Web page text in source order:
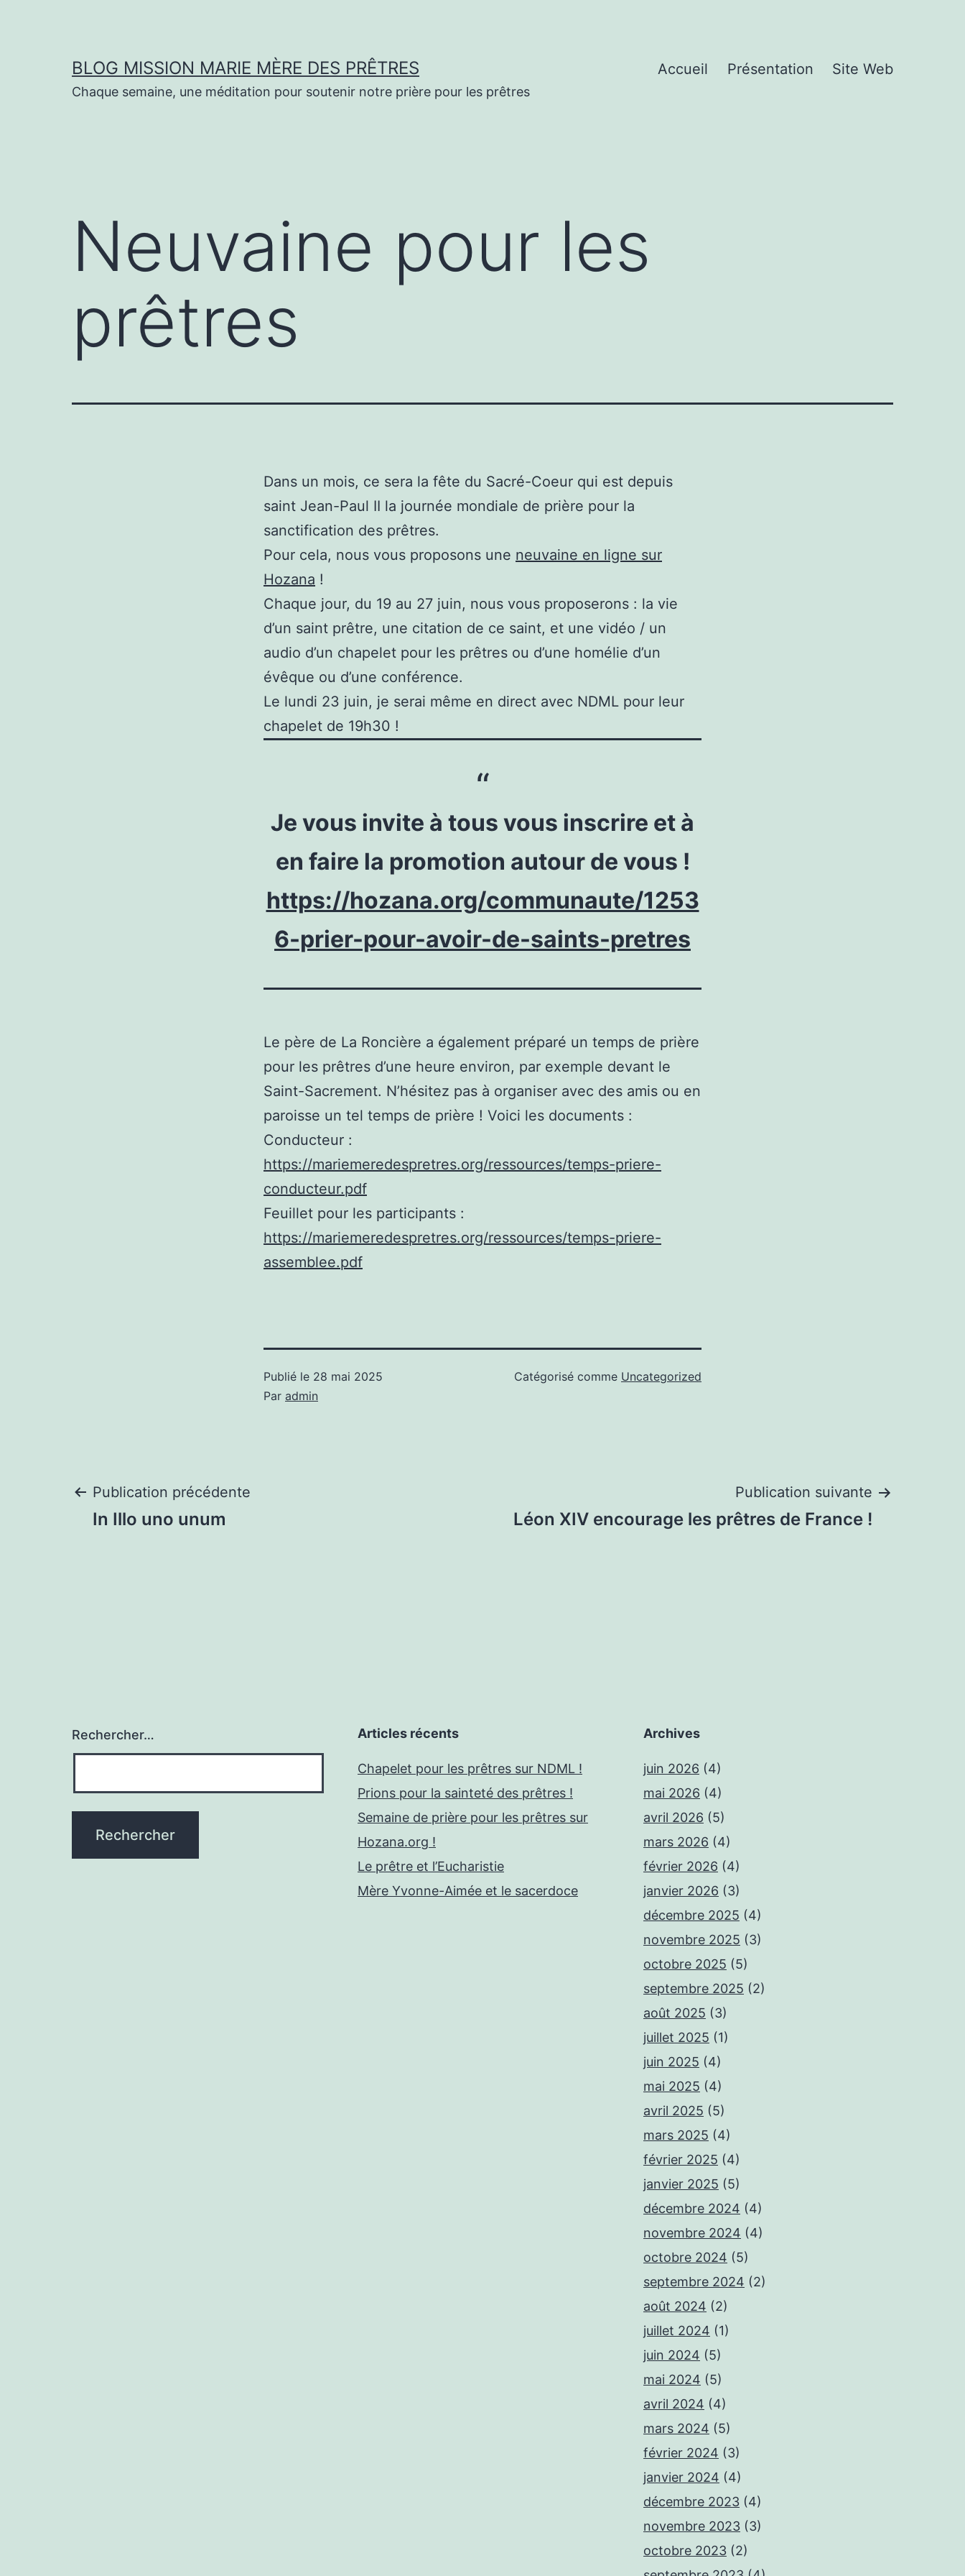
BLOG MISSION MARIE MÈRE DES PRÊTRES
Chaque semaine, une méditation pour soutenir notre prière pour les prêtres
Accueil Présentation Site Web
Neuvaine pour les
prêtres
Dans un mois, ce sera la fête du Sacré-Coeur qui est depuis
saint Jean-Paul II la journée mondiale de prière pour la
sanctification des prêtres.
Pour cela, nous vous proposons une neuvaine en ligne sur
Hozana !
Chaque jour, du 19 au 27 juin, nous vous proposerons : la vie
d’un saint prêtre, une citation de ce saint, et une vidéo / un
audio d’un chapelet pour les prêtres ou d’une homélie d’un
évêque ou d’une conférence.
Le lundi 23 juin, je serai même en direct avec NDML pour leur
chapelet de 19h30 !
Je vous invite à tous vous inscrire et à
en faire la promotion autour de vous !
https://hozana.org/communaute/1253
6-prier-pour-avoir-de-saints-pretres
Le père de La Roncière a également préparé un temps de prière
pour les prêtres d’une heure environ, par exemple devant le
Saint-Sacrement. N’hésitez pas à organiser avec des amis ou en
paroisse un tel temps de prière ! Voici les documents :
Conducteur :
https://mariemeredespretres.org/ressources/temps-priere-
conducteur.pdf
Feuillet pour les participants :
https://mariemeredespretres.org/ressources/temps-priere-
assemblee.pdf
Publié le 28 mai 2025
Par admin
Catégorisé comme Uncategorized
Navigation
Publication précédente
In Illo uno unum
Publication suivante
Léon XIV encourage les prêtres de France !
Rechercher… Articles récents
Chapelet pour les prêtres sur NDML !
Prions pour la sainteté des prêtres !
Semaine de prière pour les prêtres sur
Hozana.org !
Le prêtre et l’Eucharistie
Mère Yvonne-Aimée et le sacerdoce
Archives
juin 2026 (4)
mai 2026 (4)
avril 2026 (5)
mars 2026 (4)
février 2026 (4)
janvier 2026 (3)
décembre 2025 (4)
novembre 2025 (3)
octobre 2025 (5)
septembre 2025 (2)
août 2025 (3)
juillet 2025 (1)
juin 2025 (4)
mai 2025 (4)
avril 2025 (5)
mars 2025 (4)
février 2025 (4)
janvier 2025 (5)
décembre 2024 (4)
novembre 2024 (4)
octobre 2024 (5)
septembre 2024 (2)
août 2024 (2)
juillet 2024 (1)
juin 2024 (5)
mai 2024 (5)
avril 2024 (4)
mars 2024 (5)
février 2024 (3)
janvier 2024 (4)
décembre 2023 (4)
novembre 2023 (3)
octobre 2023 (2)